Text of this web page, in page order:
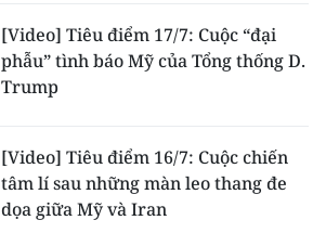
[Video] Tiêu điểm 17/7: Cuộc “đại
phẫu” tình báo Mỹ của Tổng thống D.
Trump
[Video] Tiêu điểm 16/7: Cuộc chiến
tâm lí sau những màn leo thang đe
dọa giữa Mỹ và Iran